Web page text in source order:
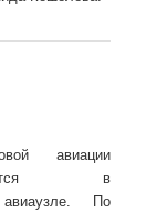
авиации
в
По